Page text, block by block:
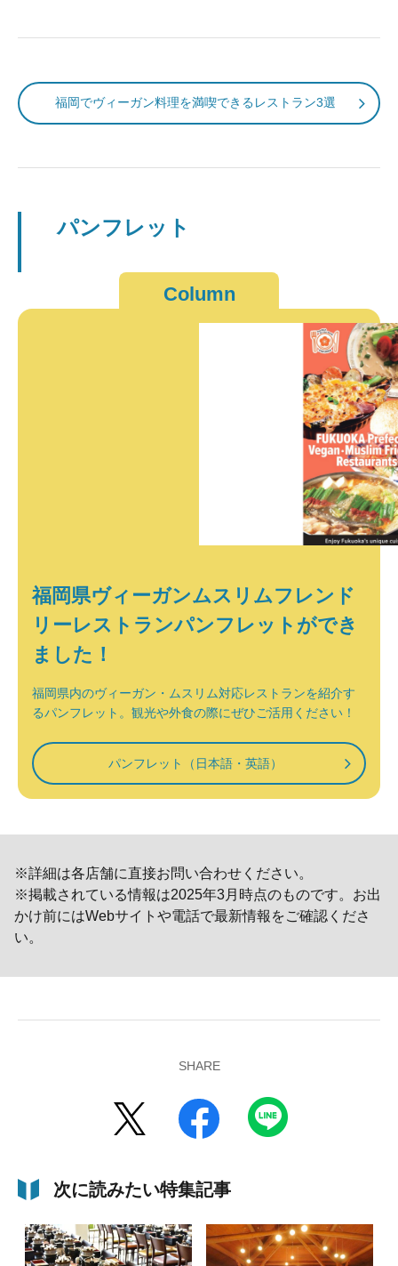
福岡でヴィーガン料理を満喫できるレストラン3選
パンフレット
Column
福岡県ヴィーガンムスリムフレンド
リーレストランパンフレットができ
ました！
福岡県内のヴィーガン・ムスリム対応レストランを紹介す
るパンフレット。観光や外食の際にぜひご活用ください！
パンフレット（日本語・英語）
※詳細は各店舗に直接お問い合わせください。
※掲載されている情報は2025年3月時点のものです。お出
かけ前にはWebサイトや電話で最新情報をご確認くださ
い。
SHARE
次に読みたい特集記事